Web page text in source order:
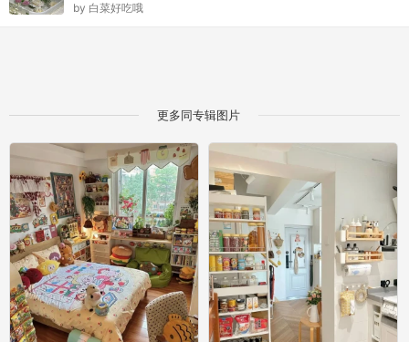
by 白菜好吃哦
更多同专辑图片